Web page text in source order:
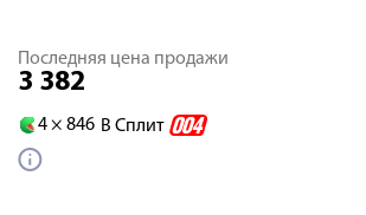
Последняя цена продажи
3 382
4 × 846 В Сплит